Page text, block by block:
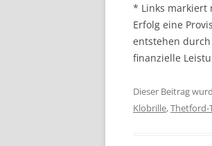
* Links markiert
Erfolg eine
entstehen
finanzielle
Dieser Beitrag
Klobrille,Thetford-